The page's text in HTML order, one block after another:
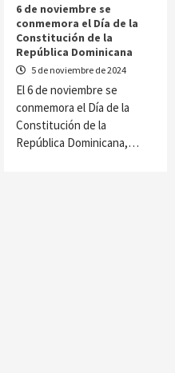
6 de noviembre se
conmemora el Día de la
Constitución de la
República Dominicana
5 de noviembre de 2024
El 6 de noviembre se
conmemora el Día de la
Constitución de la
República Dominicana,…